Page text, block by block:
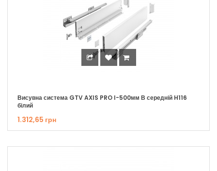
Висувна система GTV AXIS PRO I-500мм В середній H116
білий
1.312,65 грн